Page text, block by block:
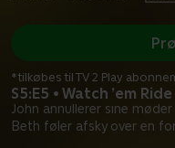
S5:E5 • Watch ’em
John annullerer sine
Beth føler afsky over en
*tilkøbes til TV 2 Play